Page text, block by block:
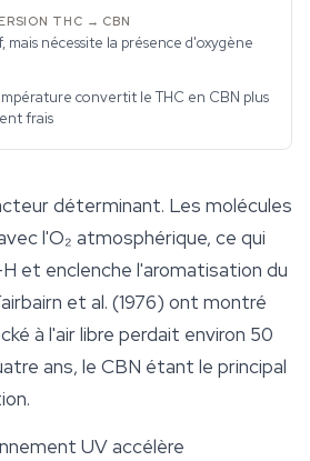
nécessite la présence d'oxygène
convertit le THC en CBN plus
frais
déterminant. Les molécules
l'O₂ atmosphérique, ce qui
et enclenche l'aromatisation du
et al. (1976) ont montré
à l'air libre perdait environ 50
ans, le CBN étant le principal
UV accélère